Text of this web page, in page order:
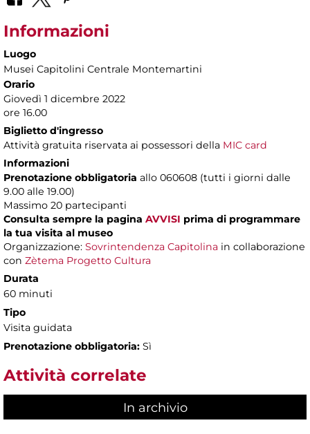
Informazioni
Luogo
Musei Capitolini Centrale Montemartini
Orario
Giovedì 1 dicembre 2022
ore 16.00
Biglietto d'ingresso
Attività gratuita riservata ai possessori della MIC card
Informazioni
Prenotazione obbligatoria allo 060608 (tutti i giorni dalle
9.00 alle 19.00)
Massimo 20 partecipanti
Consulta sempre la pagina AVVISI prima di programmare
la tua visita al museo
Organizzazione: Sovrintendenza Capitolina in collaborazione
con Zètema Progetto Cultura
Durata
60 minuti
Tipo
Visita guidata
Prenotazione obbligatoria: Sì
Attività correlate
In archivio